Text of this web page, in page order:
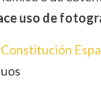
uso de